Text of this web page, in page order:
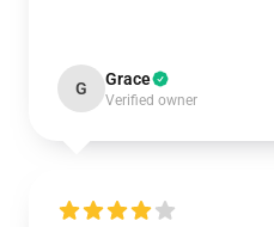
G Grace
Verified owner